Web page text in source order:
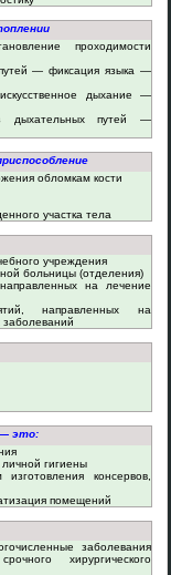
проходимости
— фиксация языка —
дыхание —
дыхательных путей —
обломкам кости
участка тела
учреждения
больницы (отделения)
на лечение
направленных на
— это:
гигиены
консервов,
помещений
заболевания
хирургического